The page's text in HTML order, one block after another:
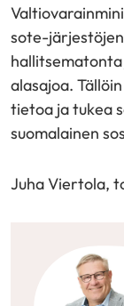
sote-
alasajoa.
tietoa ja tukea
suomalainen
Juha Viertola,